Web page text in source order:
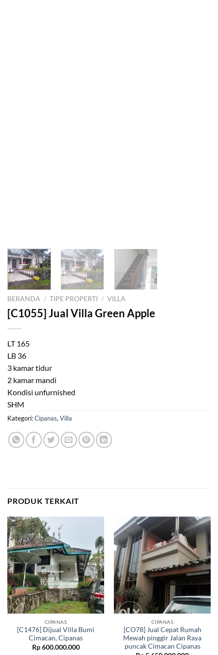
BERANDA / TIPE PROPERTI / VILLA
[C1055] Jual Villa Green Apple
LT 165
LB 36
3 kamar tidur
2 kamar mandi
Kondisi unfurnished
SHM
Kategori:Cipanas, Villa
PRODUK TERKAIT
CIPANAS
[C1476] Dijual Villa Bumi
Cimacan, Cipanas
Rp600.000.000
CIPANAS
[CO78] Jual Cepat Rumah
Mewah pinggir Jalan Raya
puncak Cimacan Cipanas